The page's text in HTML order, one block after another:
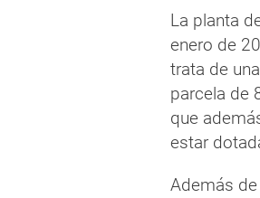
La planta
enero de
trata de
parcela de
que
estar
Además